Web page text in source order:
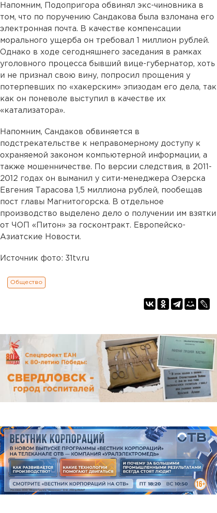
Напомним, Подопригора обвинял экс-чиновника в
том, что по поручению Сандакова была взломана его
электронная почта. В качестве компенсации
морального ущерба он требовал 1 миллион рублей.
Однако в ходе сегодняшнего заседания в рамках
уголовного процесса бывший вице-губернатор, хоть
и не признал свою вину, попросил прощения у
потерпевших по «хакерским» эпизодам его дела, так
как он поневоле выступил в качестве их
«катализатора».
Напомним, Сандаков обвиняется в
подстрекательстве к неправомерному доступу к
охраняемой законом компьютерной информации, а
также мошенничестве. По версии следствия, в 2011-
2012 годах он выманил у сити-менеджера Озерска
Евгения Тарасова 1,5 миллиона рублей, пообещав
пост главы Магнитогорска. В отдельное
производство выделено дело о получении им взятки
от ЧОП «Питон» за госконтракт. Европейско-
Азиатские Новости.
Источник фото: 31tv.ru
Общество